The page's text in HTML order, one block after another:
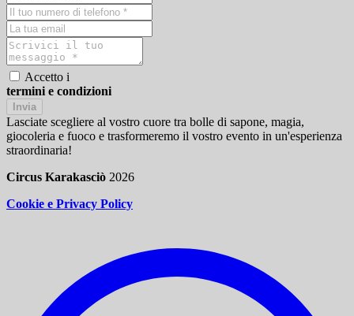
Accetto i
termini e condizioni
Invia
Lasciate scegliere al vostro cuore tra bolle di sapone, magia,
giocoleria e fuoco e trasformeremo il vostro evento in un'esperienza
straordinaria!
Circus Karakasciò 2026
Cookie e Privacy Policy